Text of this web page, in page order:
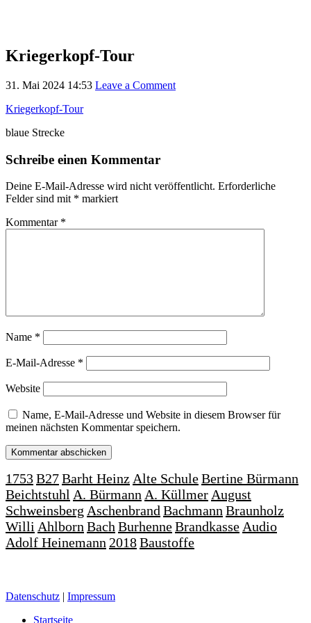
Kriegerkopf-Tour
31. Mai 2024 14:53 Leave a Comment
Kriegerkopf-Tour
blaue Strecke
Schreibe einen Kommentar
Deine E-Mail-Adresse wird nicht veröffentlicht. Erforderliche
Felder sind mit * markiert
Kommentar *
Name *
E-Mail-Adresse *
Website
Name, E-Mail-Adresse und Website in diesem Browser für
meinen nächsten Kommentar speichern.
1753B27Barht Heinz Alte SchuleBertine Bürmann
Beichtstuhl A. Bürmann A. Küllmer August
Schweinsberg Aschenbrand Bachmann Braunholz
Willi Ahlborn Bach BurhenneBrandkasse Audio
Adolf Heinemann 2018Baustoffe
Datenschutz | Impressum
Startseite